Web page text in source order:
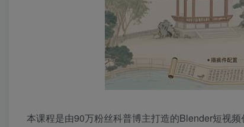
本课程是由90万粉丝科普博主打造的Blender短视